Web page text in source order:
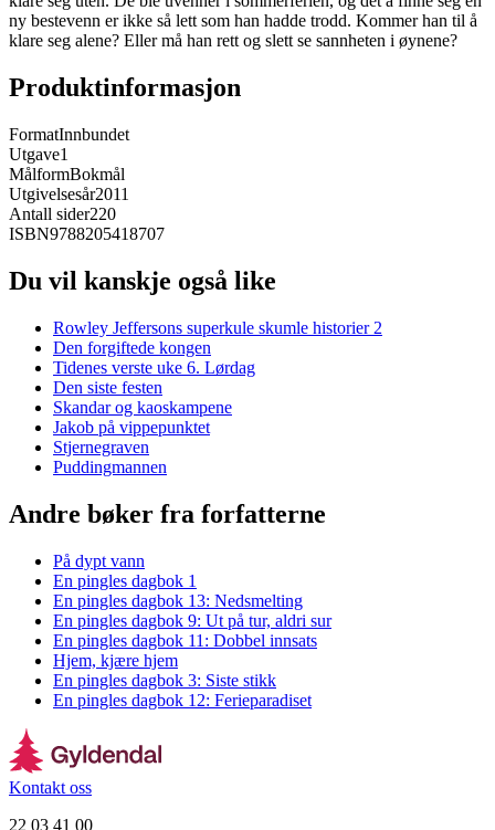
ny bestevenn er ikke så lett som han hadde trodd. Kommer han til å
klare seg alene? Eller må han rett og slett se sannheten i øynene?
Produktinformasjon
FormatInnbundet
Utgave1
MålformBokmål
Utgivelsesår2011
Antall sider220
ISBN9788205418707
Du vil kanskje også like
Rowley Jeffersons superkule skumle historier 2
Den forgiftede kongen
Tidenes verste uke 6. Lørdag
Den siste festen
Skandar og kaoskampene
Jakob på vippepunktet
Stjernegraven
Puddingmannen
Andre bøker fra forfatterne
På dypt vann
En pingles dagbok 1
En pingles dagbok 13: Nedsmelting
En pingles dagbok 9: Ut på tur, aldri sur
En pingles dagbok 11: Dobbel innsats
Hjem, kjære hjem
En pingles dagbok 3: Siste stikk
En pingles dagbok 12: Ferieparadiset
Kontakt oss
22 03 41 00